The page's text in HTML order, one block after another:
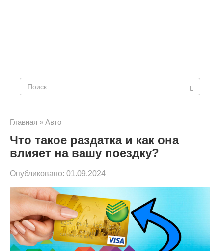
Главная » Авто
Что такое раздатка и как она
влияет на вашу поездку?
Опубликовано: 01.09.2024